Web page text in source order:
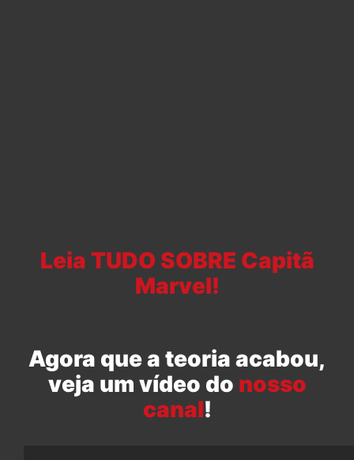
Leia TUDO SOBRE Capitã
Marvel!
Agora que a teoria acabou,
veja um vídeo do nosso
canal!